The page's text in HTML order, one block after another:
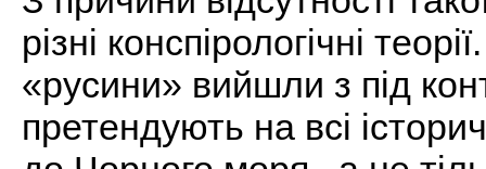
різні конспірологічні
«русини» вийшли з під
претендують на всі